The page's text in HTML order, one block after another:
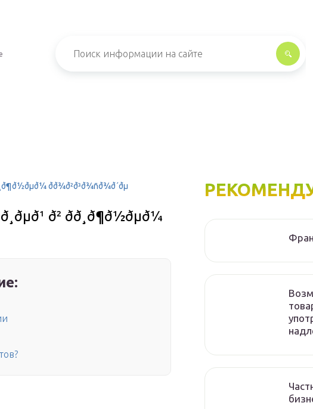
ðð¾ð²ð³ð¾ñð¾ð´ðµ
ð² ðð¸ð¶ð½ðµð¼